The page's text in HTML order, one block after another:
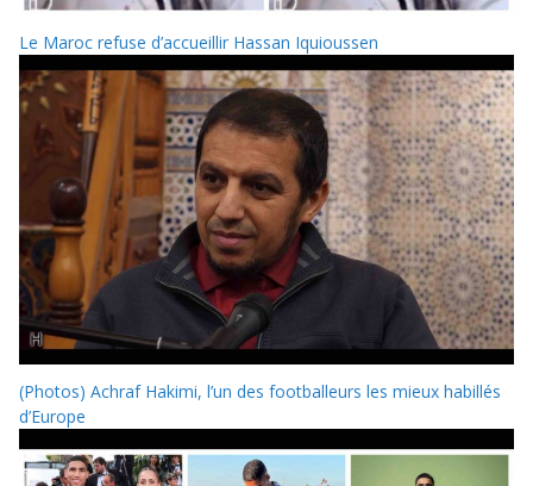
Le Maroc refuse d’accueillir Hassan Iquioussen
(Photos) Achraf Hakimi, l’un des footballeurs les mieux habillés
d’Europe